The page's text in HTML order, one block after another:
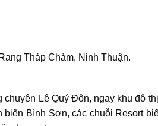
Tháp Chàm, Ninh Thuận.
chuyên Lê Quý Đôn, ngay khu đô
Bình Sơn, các chuỗi Resort